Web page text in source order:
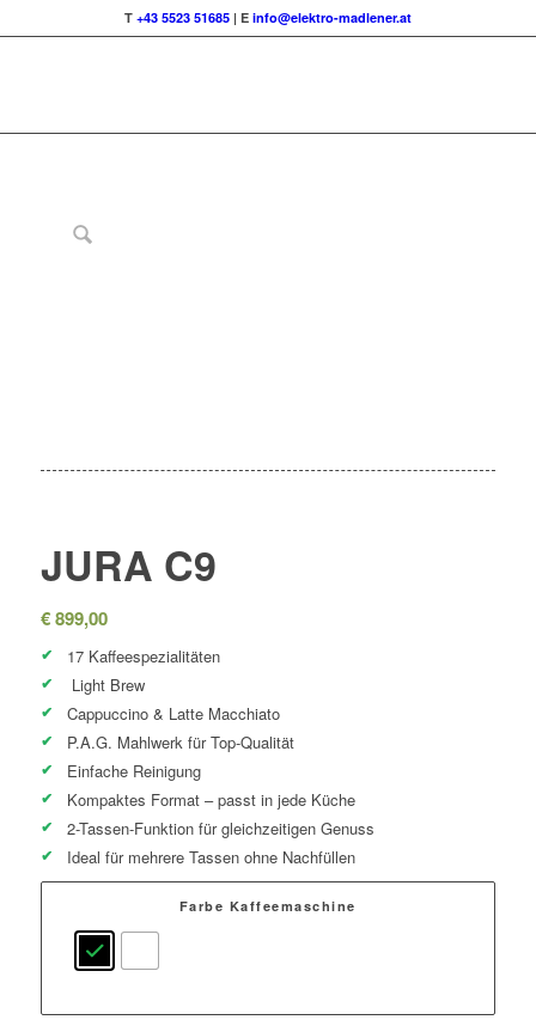
T +43 5523 51685| E info@elektro-madlener.at
JURA C9
€899,00
17 Kaffeespezialitäten
Light Brew
Cappuccino & Latte Macchiato
P.A.G. Mahlwerk für Top-Qualität
Einfache Reinigung
Kompaktes Format – passt in jede Küche
2-Tassen-Funktion für gleichzeitigen Genuss
Ideal für mehrere Tassen ohne Nachfüllen
Farbe Kaffeemaschine